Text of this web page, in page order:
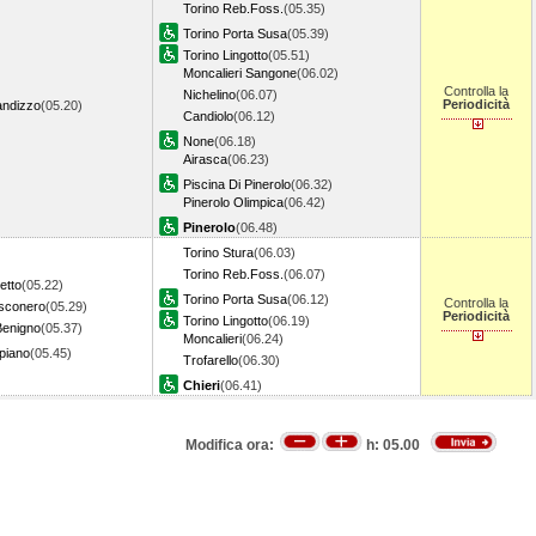
(05.20)
Torino Reb.Foss. (05.35)
Torino Porta Susa(05.39)
Torino Lingotto(05.51)
Moncalieri Sangone(06.02)
Nichelino(06.07)
Candiolo(06.12)
None(06.18)
Airasca(06.23)
Piscina Di Pinerolo(06.32)
Pinerolo Olimpica(06.42)
Pinerolo(06.48)
Controlla la
Periodicità
(05.22)
(05.29)
(05.37)
(05.45)
Torino Stura(06.03)
Torino Reb.Foss. (06.07)
Torino Porta Susa(06.12)
Torino Lingotto(06.19)
Moncalieri(06.24)
Trofarello(06.30)
Chieri(06.41)
Controlla la
Periodicità
Modifica ora: h: 05.00